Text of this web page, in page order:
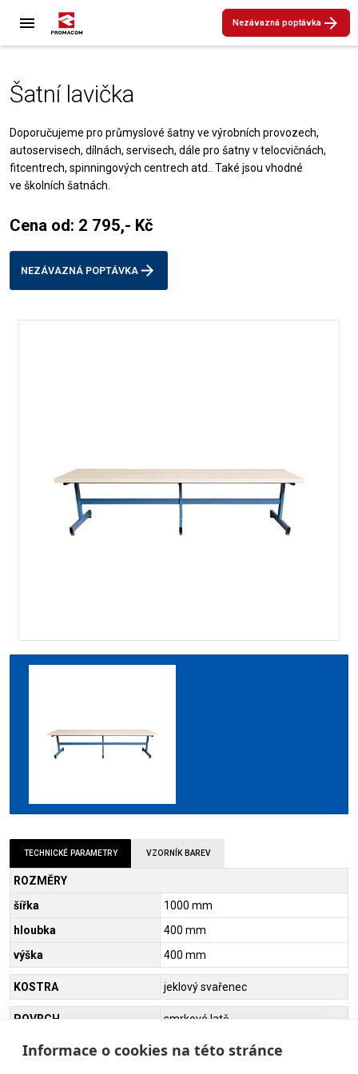
Informace o cookies na této stránce
Nezávazná poptávka
Šatní lavička
Doporučujeme pro průmyslové šatny ve výrobních provozech,
autoservisech, dílnách, servisech, dále pro šatny v telocvičnách,
fitcentrech, spinningových centrech atd.. Také jsou vhodné
ve školních šatnách.
Cena od: 2 795,- Kč
NEZÁVAZNÁ POPTÁVKA
TECHNICKÉ PARAMETRY VZORNÍK BAREV
ROZMĚRY
šířka
1000 mm
hloubka
400 mm
výška
400 mm
KOSTRA jeklový svařenec
POVRCH smrkové latě
HMOTNOST 10 - 20 kg